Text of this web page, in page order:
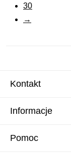
30
→
Kontakt
Informacje
Pomoc